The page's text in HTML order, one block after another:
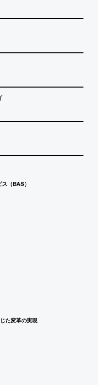
（BAS）
変革の実現